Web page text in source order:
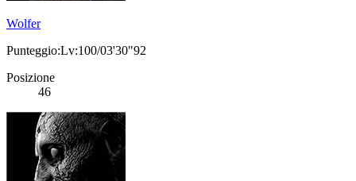
Wolfer
Punteggio:Lv:100/03'30"92
Posizione
46